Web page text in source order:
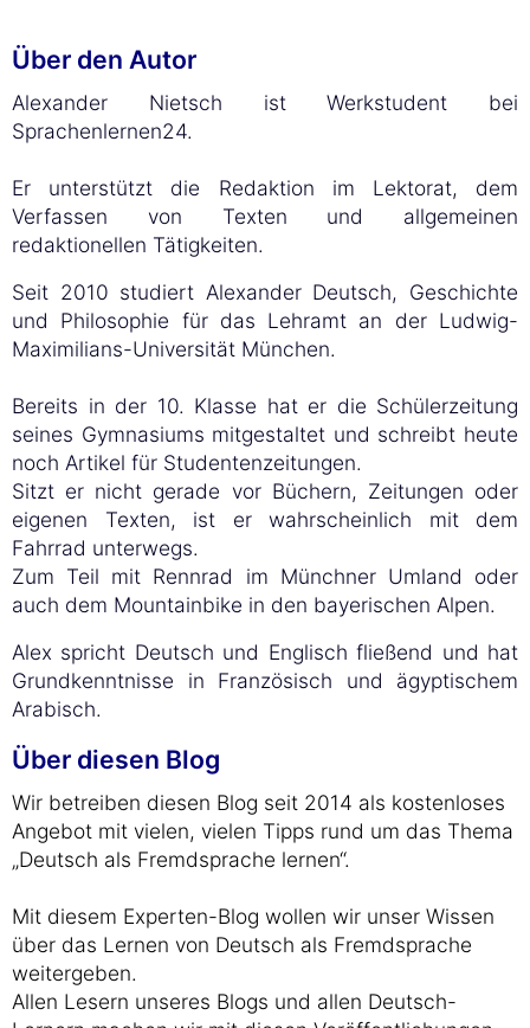
Über den Autor
Alexander Nietsch ist Werkstudent bei
Sprachenlernen24.
Er unterstützt die Redaktion im Lektorat, dem
Verfassen von Texten und allgemeinen
redaktionellen Tätigkeiten.
Seit 2010 studiert Alexander Deutsch, Geschichte
und Philosophie für das Lehramt an der Ludwig-
Maximilians-Universität München.
Bereits in der 10. Klasse hat er die Schülerzeitung
seines Gymnasiums mitgestaltet und schreibt heute
noch Artikel für Studentenzeitungen.
Sitzt er nicht gerade vor Büchern, Zeitungen oder
eigenen Texten, ist er wahrscheinlich mit dem
Fahrrad unterwegs.
Zum Teil mit Rennrad im Münchner Umland oder
auch dem Mountainbike in den bayerischen Alpen.
Alex spricht Deutsch und Englisch fließend und hat
Grundkenntnisse in Französisch und ägyptischem
Arabisch.
Über diesen Blog
Wir betreiben diesen Blog seit 2014 als kostenloses
Angebot mit vielen, vielen Tipps rund um das Thema
„Deutsch als Fremdsprache lernen“.
Mit diesem Experten-Blog wollen wir unser Wissen
über das Lernen von Deutsch als Fremdsprache
weitergeben.
Allen Lesern unseres Blogs und allen Deutsch-